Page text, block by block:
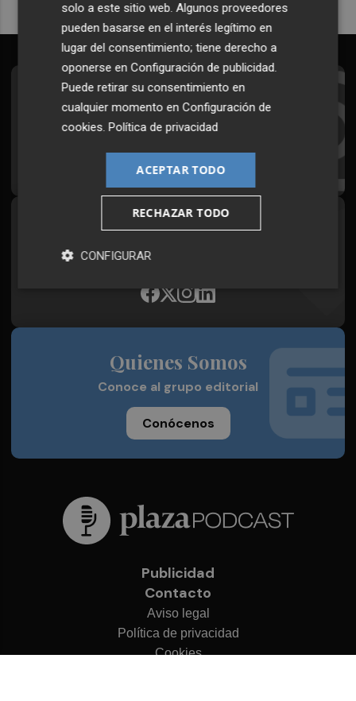
Suscríbete al Boletín
Todos los días a primera hora en tu email
Síguenos en redes
Plaza Podcast, desde cualquier medio
Quienes Somos
Conoce al grupo editorial
Conócenos
Publicidad
Contacto
Aviso legal
Política de privacidad
Cookies
solo a este sitio web. Algunos proveedores
pueden basarse en el interés legítimo en
lugar del consentimiento; tiene derecho a
oponerse enConfiguración de publicidad.
Puede retirar su consentimiento en
cualquier momento enConfiguración de
cookies.Política de privacidad
ACEPTAR TODO
RECHAZAR TODO
CONFIGURAR